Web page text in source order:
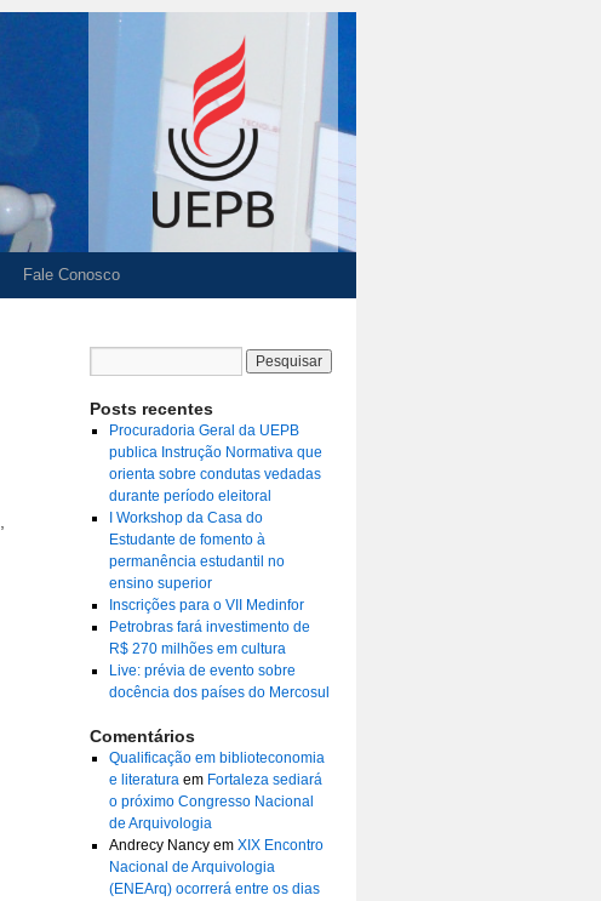
Fale Conosco
Posts recentes
Procuradoria Geral da UEPB
publica Instrução Normativa que
orienta sobre condutas vedadas
durante período eleitoral
I Workshop da Casa do
Estudante de fomento à
permanência estudantil no
ensino superior
Inscrições para o VII Medinfor
Petrobras fará investimento de
R$ 270 milhões em cultura
Live: prévia de evento sobre
docência dos países do Mercosul
Comentários
Qualificação em biblioteconomia
e literaturaem Fortaleza sediará
o próximo Congresso Nacional
de Arquivologia
Andrecy Nancyem XIX Encontro
Nacional de Arquivologia
(ENEArq) ocorrerá entre os dias